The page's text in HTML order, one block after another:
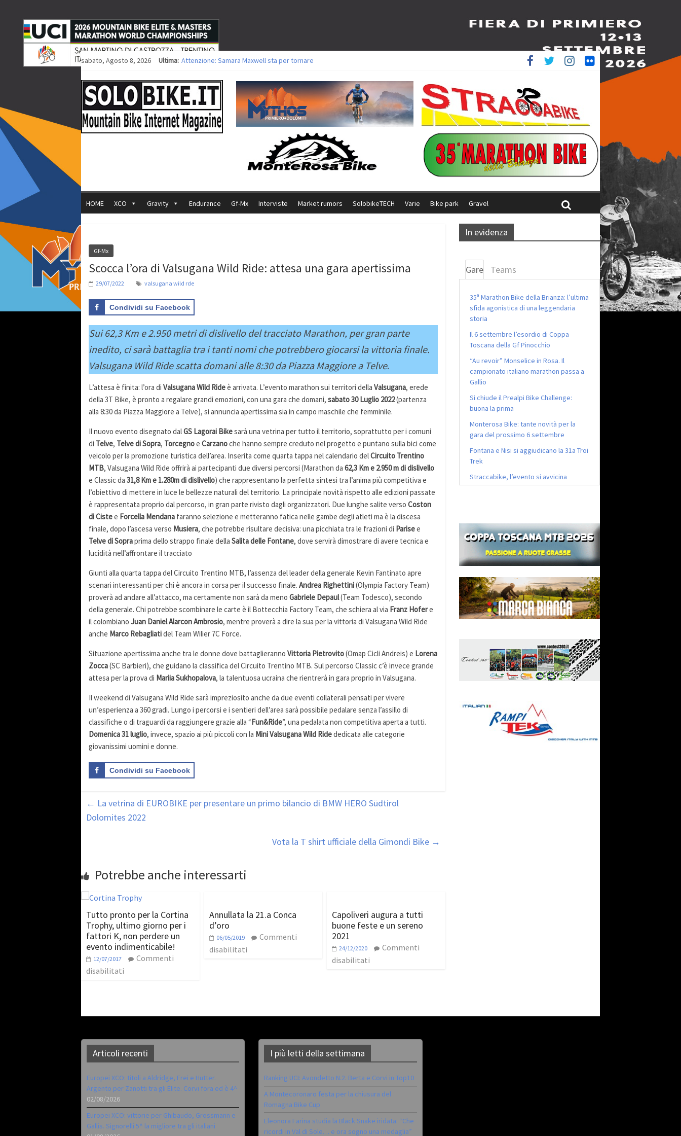
sabato, Agosto 8, 2026 Ultima: Attenzione: Samara Maxwell sta per tornare
Europei XCO: vittorie per Ghibaudo, Grossmann e Gallis. Signorelli 5^ la migliore tra gli italiani
35ª Marathon Bike della Brianza: l’ultima sfida agonistica di una leggendaria storia
Europei MTB: il Team Relay firma il secondo argento azzurro a Monteceneri
HOME XCO Gravity Endurance Gf-Mx Interviste Market rumors SolobikeTECH Varie Bike park Gravel
Gf-Mx
Scocca l’ora di Valsugana Wild Ride: attesa una gara apertissima
29/07/2022 valsugana wild rde
Condividi su Facebook
Sui 62,3 Km e 2.950 metri di dislivello del tracciato Marathon, per gran parte
inedito, ci sarà battaglia tra i tanti nomi che potrebbero giocarsi la vittoria finale.
Valsugana Wild Ride scatta domani alle 8:30 da Piazza Maggiore a Telve.
L’attesa è finita: l’ora di Valsugana Wild Rideè arrivata. L’evento marathon sui territori della Valsugana, erede
della 3T Bike, è pronto a regalare grandi emozioni, con una gara che domani, sabato 30 Luglio 2022(partenza
alla 8:30 da Piazza Maggiore a Telve), si annuncia apertissima sia in campo maschile che femminile.
Il nuovo evento disegnato dalGS Lagorai Bikesarà una vetrina per tutto il territorio, soprattutto per i comuni
di Telve, Telve di Sopra, Torcegnoe Carzanoche hanno sempre creduto nel progetto e puntano sulla bici come
veicolo per la promozione turistica dell’area. Inserita come quarta tappa nel calendario delCircuito Trentino
MTB, Valsugana Wild Ride offrirà ai partecipanti due diversi percorsi (Marathon da 62,3 Km e 2.950 m di dislivello
e Classic da 31,8 Km e 1.280m di dislivello) che rappresentano la perfetta sintesi tra l’anima più competitiva e
l’obiettivo di mettere in luce le bellezze naturali del territorio. La principale novità rispetto alle edizioni passate
è rappresentata proprio dal percorso, in gran parte rivisto dagli organizzatori. Due lunghe salite verso Coston
di Cistee Forcella Mendana faranno selezione e metteranno fatica nelle gambe degli atleti ma è la discesa
finale, dopo l’ascesa verso Musiera, che potrebbe risultare decisiva: una picchiata tra le frazioni di Parisee
Telve di Sopraprima dello strappo finale della Salita delle Fontane, dove servirà dimostrare di avere tecnica e
lucidità nell’affrontare il tracciato
Giunti alla quarta tappa del Circuito Trentino MTB, l’assenza del leader della generale Kevin Fantinato apre
scenari interessanti per chi è ancora in corsa per il successo finale. Andrea Righettini(Olympia Factory Team)
proverà ad andare all’attacco, ma certamente non sarà da meno Gabriele Depaul(Team Todesco), secondo
della generale. Chi potrebbe scombinare le carte è il Bottecchia Factory Team, che schiera al via Franz Hofere
il colombiano Juan Daniel Alarcon Ambrosio, mentre proverà a dire la sua per la vittoria di Valsugana Wild Ride
anche Marco Rebagliatidel Team Wilier 7C Force.
Situazione apertissima anche tra le donne dove battaglieranno Vittoria Pietrovito(Omap Cicli Andreis) e Lorena
Zocca(SC Barbieri), che guidano la classifica del Circuito Trentino MTB. Sul percorso Classic c’è invece grande
attesa per la prova di Mariia Sukhopalova, la talentuosa ucraina che rientrerà in gara proprio in Valsugana.
Il weekend di Valsugana Wild Ride sarà impreziosito anche da due eventi collaterali pensati per vivere
un’esperienza a 360 gradi. Lungo i percorsi e i sentieri dell’area sarà possibile pedalare senza l’assillo di
classifiche o di traguardi da raggiungere grazie alla “Fun&Ride”, una pedalata non competitiva aperta a tutti.
Domenica 31 luglio, invece, spazio ai più piccoli con la Mini Valsugana Wild Ridededicata alle categorie
giovanissimi uomini e donne.
Condividi su Facebook
← La vetrina di EUROBIKE per presentare un primo bilancio di BMW HERO Südtirol
Dolomites 2022
Vota la T shirt ufficiale della Gimondi Bike →
Potrebbe anche interessarti
Tutto pronto per la Cortina
Trophy, ultimo giorno per i
fattori K, non perdere un
evento indimenticabile!
12/07/2017
Commenti
disabilitati
Annullata la 21.a Conca
d’oro
06/05/2019
Commenti
disabilitati
Capoliveri augura a tutti
buone feste e un sereno
2021
24/12/2020
Commenti
disabilitati
In evidenza
Gare Teams
35ª Marathon Bike della Brianza: l’ultima
sfida agonistica di una leggendaria
storia
Il 6 settembre l’esordio di Coppa
Toscana della Gf Pinocchio
“Au revoir” Monselice in Rosa. Il
campionato italiano marathon passa a
Gallio
Si chiude il Prealpi Bike Challenge:
buona la prima
Monterosa Bike: tante novità per la
gara del prossimo 6 settembre
Fontana e Nisi si aggiudicano la 31a Troi
Trek
Straccabike, l’evento si avvicina
Articoli recenti
Europei XCO: titoli a Aldridge, Frei e Hutter.
Argento per Zanotti tra gli Elite. Corvi fora ed è 4^
02/08/2026
Europei XCO: vittorie per Ghibaudo, Grossmann e
Gallis. Signorelli 5^ la migliore tra gli italiani
I più letti della settimana
Ranking UCI: Avondetto N.2. Berta e Corvi in Top10
A Montecoronaro festa per la chiusura del
Romagna Bike Cup
Eleonora Farina studia la Black Snake iridata: “Che
ricordi in Val di Sole… e ora sogno una medaglia”